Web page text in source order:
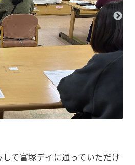
て富塚デイに通っていただけ